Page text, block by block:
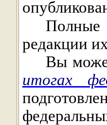
Полные
редакции
Вы
итогах